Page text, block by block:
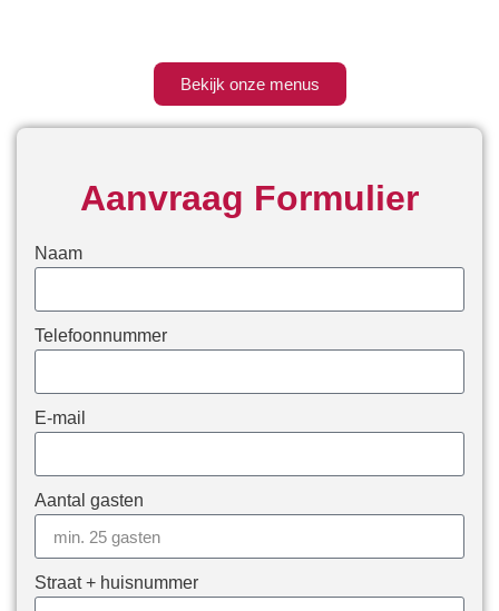
Bekijk onze menus
Aanvraag Formulier
Naam
Telefoonnummer
E-mail
Aantal gasten
Straat + huisnummer